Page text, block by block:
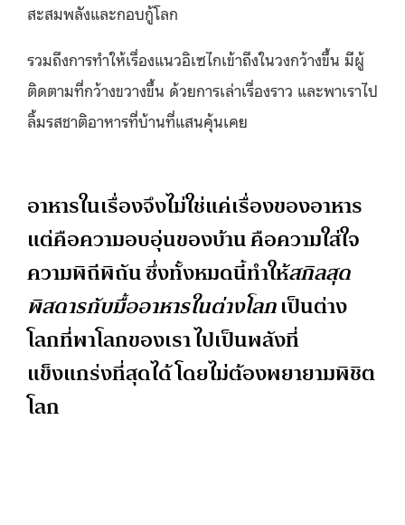
สะสมพลังและกอบกู้โลก
รวมถึงการทำให้เรื่องแนวอิเซไกเข้าถึงในวงกว้างขึ้น มีผู้
ติดตามที่กว้างขวางขึ้น ด้วยการเล่าเรื่องราว และพาเราไป
ลิ้มรสชาติอาหารที่บ้านที่แสนคุ้นเคย
อาหารในเรื่องจึงไม่ใช่แค่เรื่องของอาหาร
แต่คือความอบอุ่นของบ้าน คือความใส่ใจ
ความพิถีพิถัน ซึ่งทั้งหมดนี้ทำให้สกิลสุด
พิสดารกับมื้ออาหารในต่างโลกเป็นต่าง
โลกที่พาโลกของเรา ไปเป็นพลังที่
แข็งแกร่งที่สุดได้ โดยไม่ต้องพยายามพิชิต
โลก